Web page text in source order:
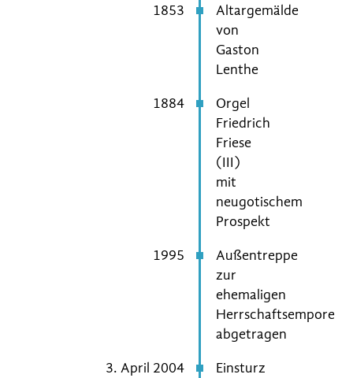
1853
Altargemälde
von
Gaston
Lenthe
1884
Orgel
Friedrich
Friese
(III)
mit
neugotischem
Prospekt
1995
Außentreppe
zur
ehemaligen
Herrschaftsempore
abgetragen
3. April 2004 Einsturz